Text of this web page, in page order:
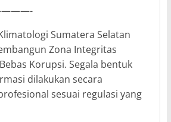
Sumatera Selatan
Zona Integritas
Korupsi. Segala bentuk
dilakukan secara
sesuai regulasi yang